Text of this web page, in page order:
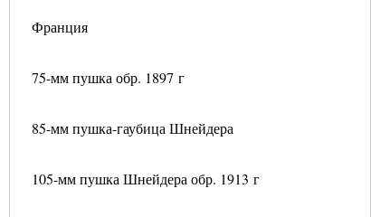
Франция
75-мм пушка обр. 1897 г
85-мм пушка-гаубица Шнейдера
105-мм пушка Шнейдера обр. 1913 г